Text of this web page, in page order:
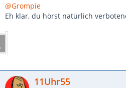
@Grompie
Eh klar, du hörst natürlich
11Uhr55